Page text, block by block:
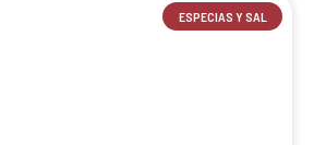
ESPECIAS Y SAL